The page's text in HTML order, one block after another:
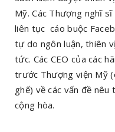
Mỹ. Các Thượng nghĩ
liên tục cáo buộc
tự do ngôn luận, thiên
tức. Các CEO của các
trước Thượng viện Mỹ
ghế) về các vấn đề
cộng hòa.